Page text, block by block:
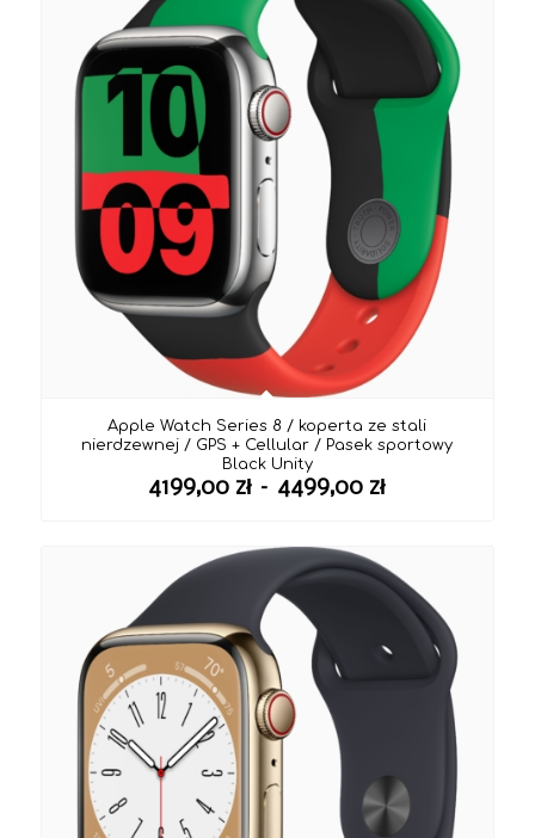
Apple Watch Series 8 / koperta ze stali
nierdzewnej / GPS + Cellular / Pasek sportowy
Black Unity
4199,00 zł – 4499,00 złZakres
4199,00 zł
do
4499,00 zł